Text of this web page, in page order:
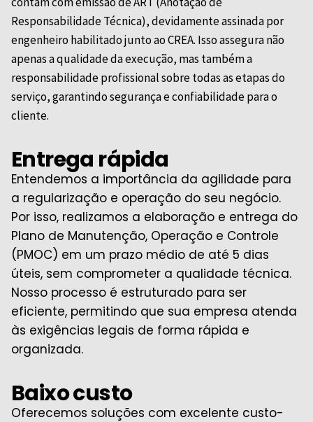
Responsabilidade Técnica), devidamente assinada por
engenheiro habilitado junto aoCREA. Isso assegura não
apenas a qualidade da execução, mas também a
responsabilidade profissional sobre todas as etapas do
serviço, garantindo segurança e confiabilidade para o
cliente.
Entrega rápida
Entendemos a importância da agilidade para
a regularização e operação do seu negócio.
Por isso, realizamos a elaboração e entrega do
Plano de Manutenção, Operação e Controle
(PMOC) em um prazo médio de até 5 dias
úteis, sem comprometer a qualidade técnica.
Nosso processo é estruturado para ser
eficiente, permitindo que sua empresa atenda
às exigências legais de forma rápida e
organizada.
Baixo custo
Oferecemos soluções com excelente custo-